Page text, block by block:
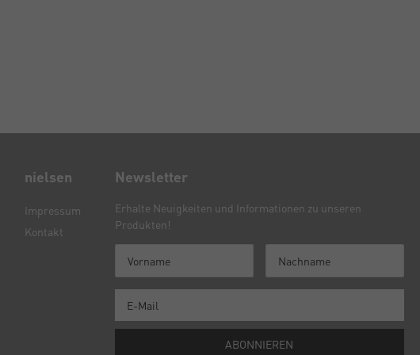
nielsen
Impressum
Kontakt
Newsletter
Erhalte Neuigkeiten und Informationen zu unseren
Produkten!
ABONNIEREN